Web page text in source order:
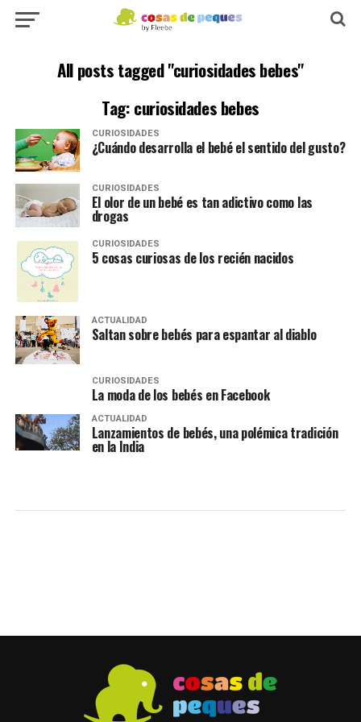
All posts tagged "curiosidades bebes"
Tag: curiosidades bebes
CURIOSIDADES
¿Cuándo desarrolla el bebé el sentido del gusto?
CURIOSIDADES
El olor de un bebé es tan adictivo como las
drogas
CURIOSIDADES
5 cosas curiosas de los recién nacidos
ACTUALIDAD
Saltan sobre bebés para espantar al diablo
CURIOSIDADES
La moda de los bebés en Facebook
ACTUALIDAD
Lanzamientos de bebés, una polémica tradición
en la India